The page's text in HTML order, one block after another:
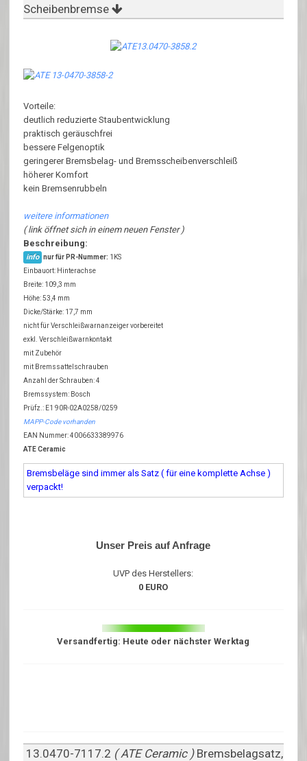
Scheibenbremse
Vorteile:
deutlich reduzierte Staubentwicklung
praktisch geräuschfrei
bessere Felgenoptik
geringerer Bremsbelag- und Bremsscheibenverschleiß
höherer Komfort
kein Bremsenrubbeln
weitere informationen
( link öffnet sich in einem neuen Fenster )
Beschreibung:
info nur für PR-Nummer: 1KS
Einbauort: Hinterachse
Breite: 109,3 mm
Höhe: 53,4 mm
Dicke/Stärke: 17,7 mm
nicht für Verschleißwarnanzeiger vorbereitet
exkl. Verschleißwarnkontakt
mit Zubehör
mit Bremssattelschrauben
Anzahl der Schrauben: 4
Bremssystem: Bosch
Prüfz.: E1 90R-02A0258/0259
MAPP-Code vorhanden
EAN Nummer: 4006633389976
ATE Ceramic
Bremsbeläge sind immer als Satz ( für eine komplette Achse )
verpackt!
Unser Preis auf Anfrage
UVP des Herstellers:
0 EURO
Versandfertig: Heute oder nächster Werktag
13.0470-7117.2 ( ATE Ceramic ) Bremsbelagsatz,